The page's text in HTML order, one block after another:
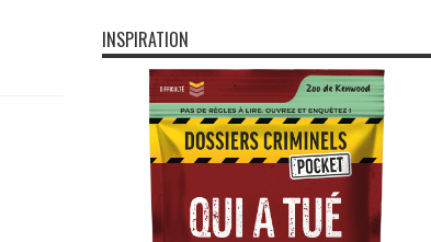
INSPIRATION